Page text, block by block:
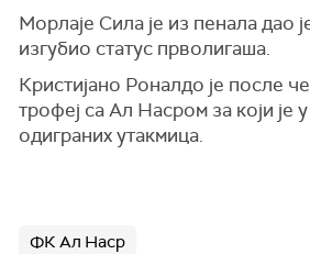
Морлаје Сила је из пенала дао
изгубио статус прволигаша.
Кристијано Роналдо је после
трофеј са Ал Насром за који
одиграних утакмица.
ФК Ал Наср